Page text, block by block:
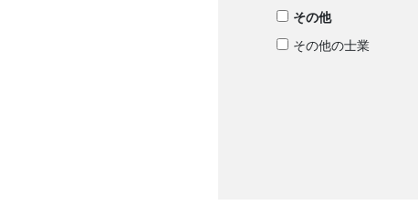
その他
その他の士業